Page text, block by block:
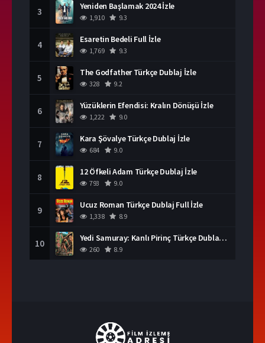
3 Yeniden Başlamak 2024 İzle
1,910 9.3
4 Esaretin Bedeli Full İzle
1,769 9.3
5 The Godfather Türkçe Dublaj İzle
328 9.2
6 Yüzüklerin Efendisi: Kralın Dönüşü İzle
1,222 9.0
7 Kara Şövalye Türkçe Dublaj İzle
684 9.0
8 12 Öfkeli Adam Türkçe Dublaj İzle
793 9.0
9 Ucuz Roman Türkçe Dublaj Full İzle
1,338 8.9
10 Yedi Samuray: Kanlı Pirinç Türkçe Dublaj İzle
260 8.9